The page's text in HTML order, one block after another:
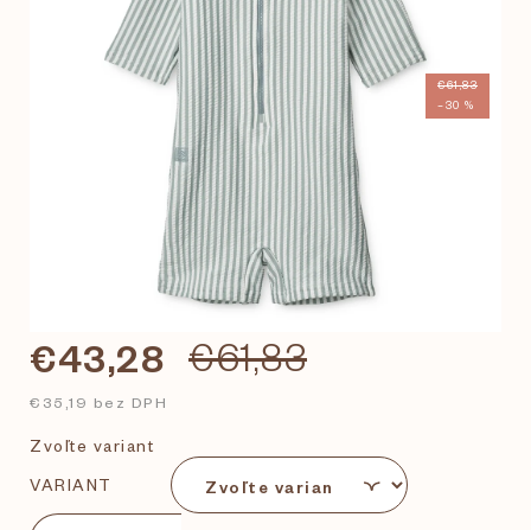
€61,83
–30 %
€61,83
€43,28
€35,19 bez DPH
Zvoľte variant
VARIANT